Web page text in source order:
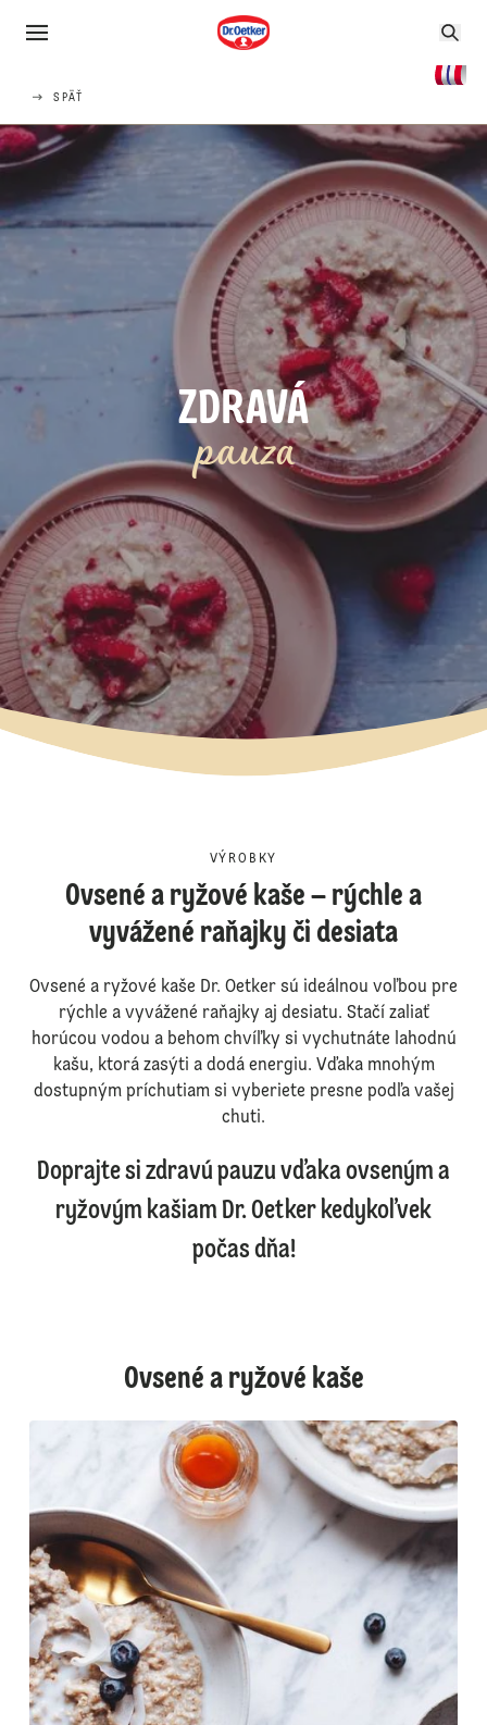
SPÄŤ
ZDRAVÁ
pauza
VÝROBKY
Ovsené a ryžové kaše – rýchle a
vyvážené raňajky či desiata
Ovsené a ryžové kaše Dr. Oetker sú ideálnou voľbou pre
rýchle a vyvážené raňajky aj desiatu. Stačí zaliať
horúcou vodou a behom chvíľky si vychutnáte lahodnú
kašu, ktorá zasýti a dodá energiu. Vďaka mnohým
dostupným príchutiam si vyberiete presne podľa vašej
chuti.
Doprajte si zdravú pauzu vďaka ovseným a
ryžovým kašiam Dr. Oetker kedykoľvek
počas dňa!
Ovsené a ryžové kaše